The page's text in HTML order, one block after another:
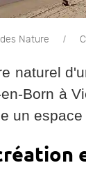
Nature
naturel
Born à
un